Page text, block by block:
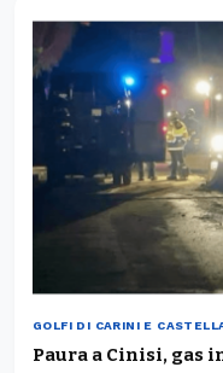
GOLFI DI CARINI E
Paura a Cinisi, gas